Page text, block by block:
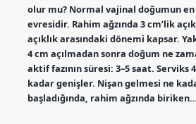
olur mu? Normal vajinal doğumun
evresidir. Rahim ağzında 3 cm’lik
açıklık arasındaki dönemi kapsar.
4 cm açılmadan sonra doğum ne
aktif fazının süresi: 3–5 saat. Serviks 4
kadar genişler. Nişan gelmesi ne
başladığında, rahim ağzında